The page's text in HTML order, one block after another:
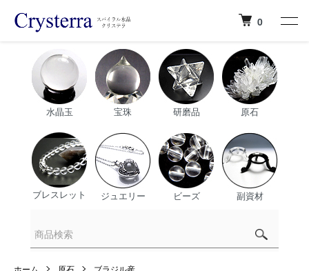
0
水晶玉 宝珠 研磨品 原石
ブレスレット ジュエリー ビーズ 副資材
ホーム 原石 ブラジル産